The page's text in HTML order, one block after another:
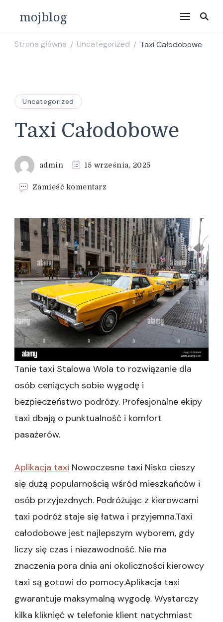
mojblog
Strona główna / Uncategorized / Taxi Całodobowe
Uncategorized
Taxi Całodobowe
admin 15 września, 2025
Zamieść komentarz
Całodobowe
Tanie taxi Stalowa Wola to rozwiązanie dla
osób ceniących sobie wygodę i
bezpieczeństwo podróży. Profesjonalne ekipy
taxi dbają o punktualność i komfort
pasażerów.
Aplikacja taxi Nowoczesne taxi Nisko cieszy
się dużą popularnością wśród mieszkańców i
osób przyjezdnych. Podróżując z kierowcami
taxi podróż staje się łatwa i przyjemna.Taxi
całodobowe jest najlepszym wyborem, gdy
liczy się czas i niezawodność. Nie ma
znaczenia pora dnia ani okoliczności kierowcy
taxi są gotowi do pomocy.Aplikacja taxi
gwarantuje maksymalną wygodę. Wystarczy
kilka kliknięć w telefonie klient natychmiast